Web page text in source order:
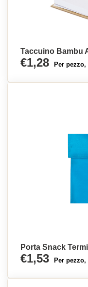
Taccuino Bambu
€1,28 Per
Porta Snack
€1,53 Per